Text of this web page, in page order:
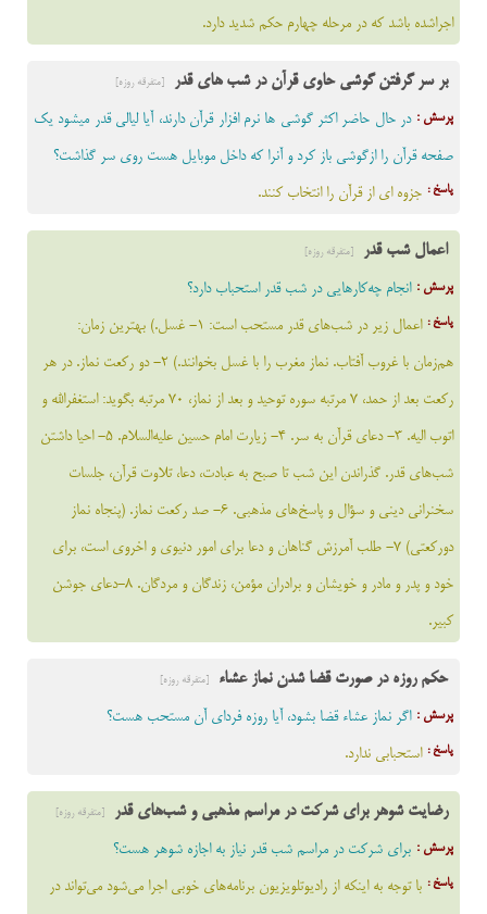
اجراشده باشد که در مرحله چهارم حکم شدید دارد.
بر سر گرفتن گوشی حاوی قرآن در شب های قدر [متفرقه روزه]
پرسش : در حال حاضر اکثر گوشی ها نرم افزار قرآن دارند، آیا لیالی قدر میشود یک
صفحه قرآن را ازگوشی باز کرد و آنرا که داخل موبایل هست روی سر گذاشت؟
پاسخ : جزوه ای از قرآن را انتخاب کنند.
اعمال شب قدر [متفرقه روزه]
پرسش : انجام چه‌کارهایی در شب قدر استحباب دارد؟
پاسخ :
اعمال زیر در شب‌های قدر مستحب است: 1- غسل.) بهترین زمان:
هم‌زمان با غروب آفتاب. نماز مغرب را با غسل بخوانند.) 2- دو رکعت نماز. در هر
رکعت بعد از حمد، 7 مرتبه سوره توحید و بعد از نماز، 70 مرتبه بگوید: استغفرالله و
اتوب الیه. 3- دعای قرآن به سر. 4- زیارت امام حسین علیه‌السلام. 5- احیا داشتن
شب‌های قدر. گذراندن این شب تا صبح به عبادت، دعا، تلاوت قرآن، جلسات
سخنرانى دینى و سؤال و پاسخ‌های مذهبى. 6- صد رکعت نماز. (پنجاه نماز
دورکعتی) 7- طلب آمرزش گناهان و دعا براى امور دنیوى و اخروى است، براى
خود و پدر و مادر و خویشان و برادران مؤمن، زندگان و مردگان. 8-دعاى جوشن
کبیر.
حکم روزه در صورت قضا شدن نماز عشاء [متفرقه روزه]
پرسش : اگر نماز عشاء قضا بشود، آیا روزه فردای آن مستحب هست؟
پاسخ : استحبابی ندارد.
رضایت شوهر برای شرکت در مراسم مذهبی و شب‌های قدر [متفرقه روزه]
پرسش : برای شرکت در مراسم شب قدر نیاز به اجازه شوهر هست؟
پاسخ : با توجه به اینکه از رادیوتلویزیون برنامه‌های خوبی اجرا می‌شود می‌تواند در